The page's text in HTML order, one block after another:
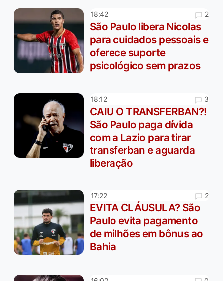
18:42 2
São Paulo libera Nicolas
para cuidados pessoais e
oferece suporte
psicológico sem prazos
18:12 3
CAIU O TRANSFERBAN?!
São Paulo paga dívida
com a Lazio para tirar
transferban e aguarda
liberação
17:22 2
EVITA CLÁUSULA? São
Paulo evita pagamento
de milhões em bônus ao
Bahia